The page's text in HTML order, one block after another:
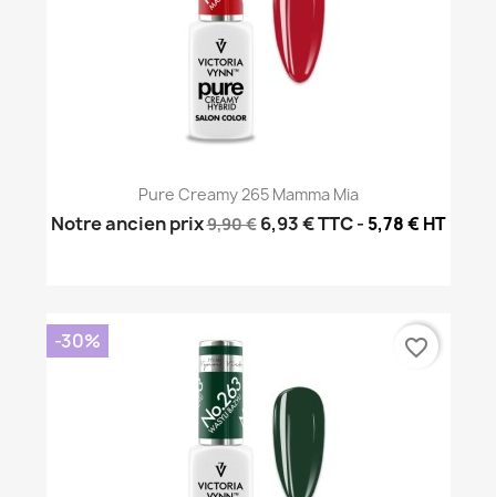
Pure Creamy 265 Mamma Mia
Notre ancien prix9,90 € 6,93 €TTC- 5,78 € HT
-30% favorite_border